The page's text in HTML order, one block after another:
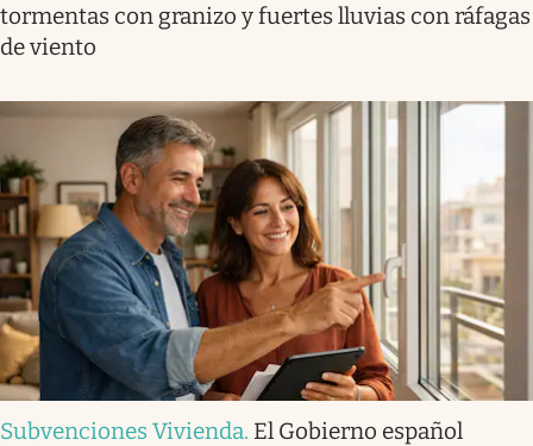
tormentas con granizo y fuertes lluvias con ráfagas
de viento
Subvenciones Vivienda. El Gobierno español